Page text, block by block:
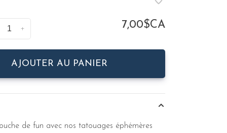
+ 7,00$CA
AJOUTER AU PANIER
de fun avec nos tatouages éphémères